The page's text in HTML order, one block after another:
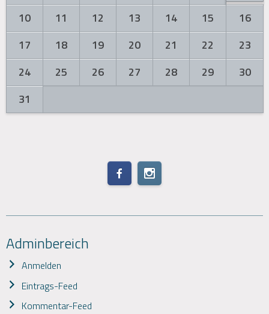
10
11 12 13 14 15
16
17
18 19 20 21 22
23
24
25 26 27 28 29
30
31
Adminbereich
Anmelden
Eintrags-Feed
Kommentar-Feed